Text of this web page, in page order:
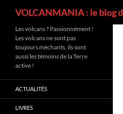
VOLCANMANIA : le blog
Les volcans ? Passionnément !
Les volcans ne sont pas
toujours méchants, ils sont
aussi les témoins de la Terre
active !
ACTUALITÉS
LIVRES